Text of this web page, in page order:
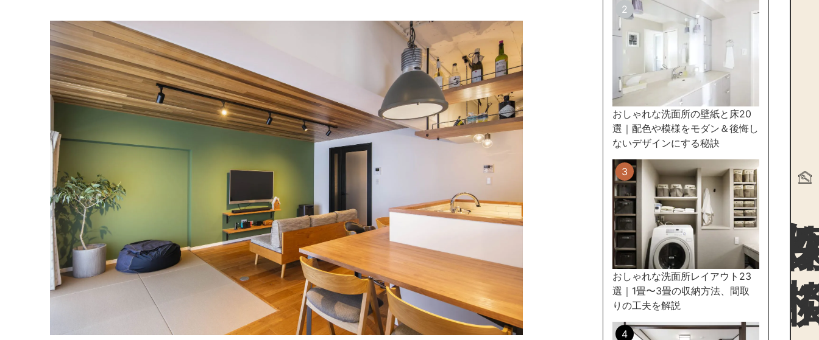
おしゃれな洗面所の壁紙と床20
選｜配色や模様をモダン＆後悔し
ないデザインにする秘訣
おしゃれな洗面所レイアウト23
選｜1畳〜3畳の収納方法、間取
りの工夫を解説
物